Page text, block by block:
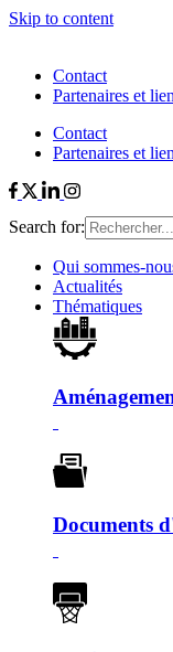
Skip to content
Contact
Partenaires et
Contact
Partenaires et
Search for:
Qui sommes-
Actualités
Thématiques
Documents